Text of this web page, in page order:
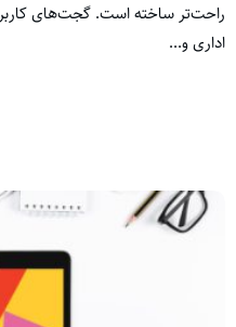
راحت‌تر ساخته است. گجت‌های
اداری و...